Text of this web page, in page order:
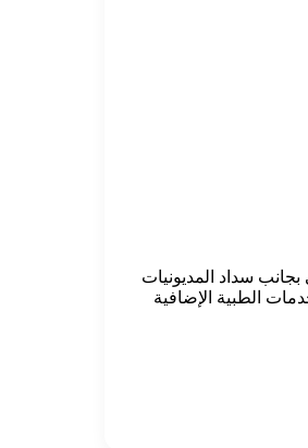
سداد المديونيات
الطبية الإضافية